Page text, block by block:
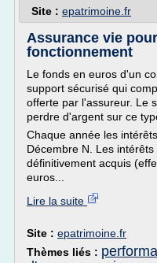
Site : epatrimoine.fr
Assurance vie
fonctionnement
Le fonds en euros d'un
support sécurisé qui
offerte par l'assureur. Le
perdre d'argent sur ce
Chaque année les
Décembre N. Les
définitivement acquis
euros...
Lire la suite
Site : epatrimoine.fr
Thèmes liés :